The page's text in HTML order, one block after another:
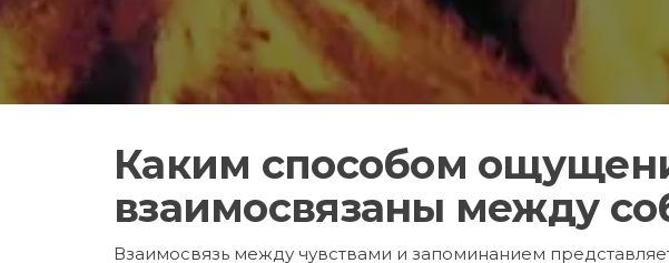
Каким способом
взаимосвязаны между
Взаимосвязь между чувствами и запоминанием